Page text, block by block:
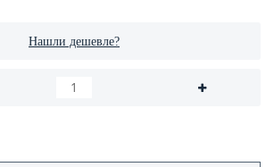
Нашли дешевле?